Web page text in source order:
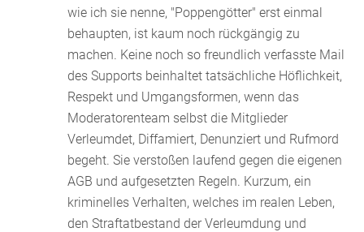
wie ich sie nenne, "Poppengötter" erst einmal
behaupten, ist kaum noch rückgängig zu
machen. Keine noch so freundlich verfasste Mail
des Supports beinhaltet tatsächliche Höflichkeit,
Respekt und Umgangsformen, wenn das
Moderatorenteam selbst die Mitglieder
Verleumdet, Diffamiert, Denunziert und Rufmord
begeht. Sie verstoßen laufend gegen die eigenen
AGB und aufgesetzten Regeln. Kurzum, ein
kriminelles Verhalten, welches im realen Leben,
den Straftatbestand der Verleumdung und